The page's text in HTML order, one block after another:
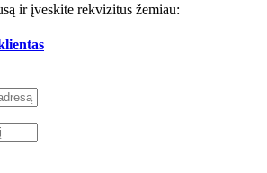
ir įveskite rekvizitus žemiau: